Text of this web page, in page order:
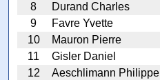
8
Durand Charles
9
Favre Yvette
10
Mauron Pierre
11
Gisler Daniel
12
Aeschlimann Philippe